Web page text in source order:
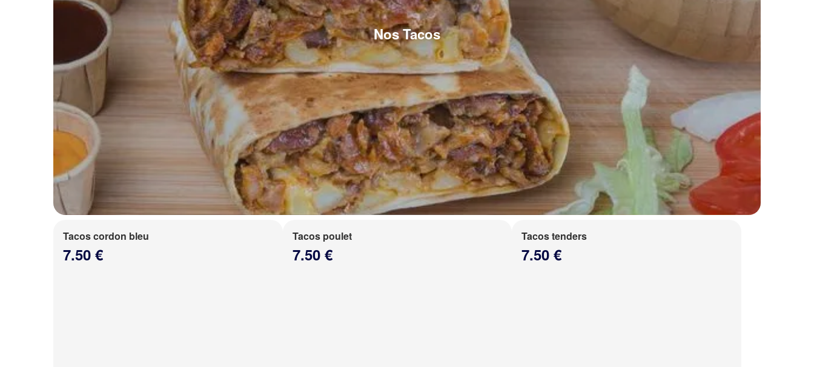
Nos Tacos
Tacos cordon bleu
7.50 €
Tacos poulet
7.50 €
Tacos tenders
7.50 €